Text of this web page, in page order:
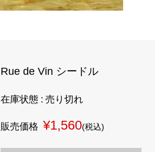
Rue de Vin シードル
在庫状態 : 売り切れ
販売価格 ¥1,560(税込)